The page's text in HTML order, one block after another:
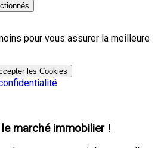
pour vous assurer la meilleure
les Cookies
marché immobilier !